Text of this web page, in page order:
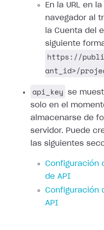
En la URL en
navegador al
la Cuenta del
siguiente
https://
ant_id>/
api_key
se
solo en el
almacenarse de
servidor. Puede
las siguientes
Configuración
de API
Configuración
API